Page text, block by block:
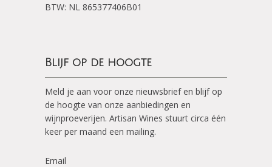
BTW: NL 865377406B01
Blijf op de hoogte
Meld je aan voor onze nieuwsbrief en blijf op
de hoogte van onze aanbiedingen en
wijnproeverijen. Artisan Wines stuurt circa één
keer per maand een mailing.
Email